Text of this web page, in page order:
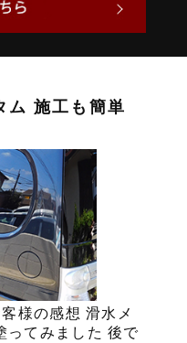
ム 施工も簡単
様の感想 滑水メ
ってみました 後で